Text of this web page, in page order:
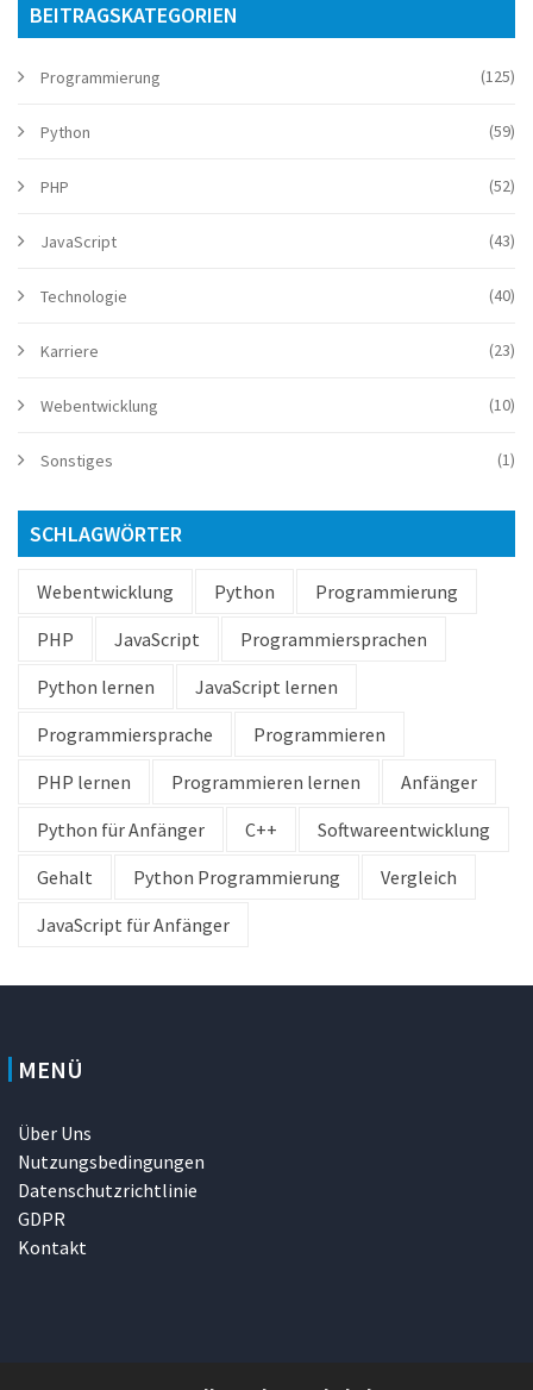
BEITRAGSKATEGORIEN
Programmierung (125)
Python (59)
PHP (52)
JavaScript (43)
Technologie (40)
Karriere (23)
Webentwicklung (10)
Sonstiges (1)
SCHLAGWÖRTER
Webentwicklung Python
Programmierung
PHP
JavaScript
Programmiersprachen
Python lernen
JavaScript lernen
Programmiersprache
Programmieren
PHP lernen
Programmieren lernen
Anfänger
Python für Anfänger
C++
Softwareentwicklung
Gehalt
Python Programmierung
Vergleich
JavaScript für Anfänger
MENÜ
Über Uns
Nutzungsbedingungen
Datenschutzrichtlinie
GDPR
Kontakt